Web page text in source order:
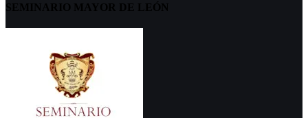
SEMINARIO MAYOR DE LEÓN